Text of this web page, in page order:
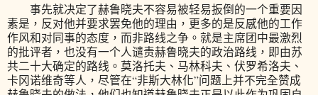
事先就决定了赫鲁晓夫不容易被轻易扳倒的一个重要因
素是，反对他并要求罢免他的理由，更多的是反感他的工作
作风和对同事的态度，而非路线之争。就是主席团中最激烈
的批评者，也没有一个人谴责赫鲁晓夫的政治路线，即由苏
共二十大确定的路线。莫洛托夫、马林科夫、伏罗希洛夫、
卡冈诺维奇等人，尽管在“非斯大林化”问题上并不完全赞成